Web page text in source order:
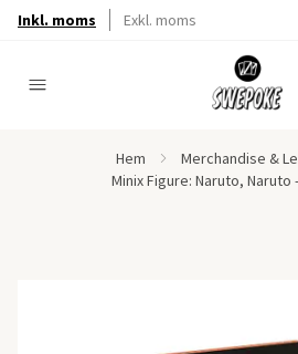
Inkl. moms Exkl. moms
Hem
Merchandise &
Minix Figure: Naruto, Naruto